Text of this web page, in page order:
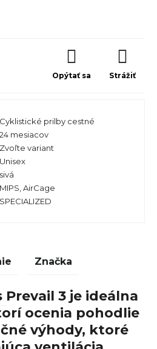
Cyklistické prilby cestné
24 mesiacov
Zvoľte variant
Unisex
sivá
MIPS, AirCage
SPECIALIZED
Opýtať sa Strážiť
Značka
Prevail 3 je ideálna
ocenia pohodlie
výhody, ktoré